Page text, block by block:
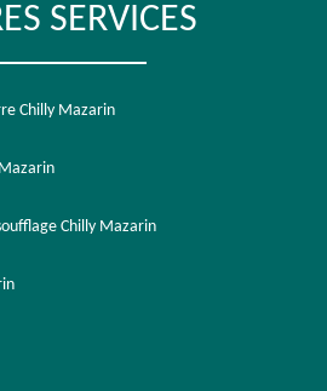
SERVICES
Chilly Mazarin
Chilly Mazarin